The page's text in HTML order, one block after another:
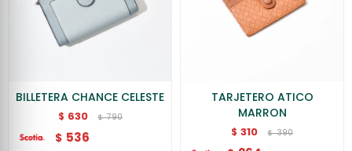
BILLETERA CHANCE CELESTE
$ 630 $ 790
$ 536
TARJETERO ATICO
MARRON
$ 310 $ 390